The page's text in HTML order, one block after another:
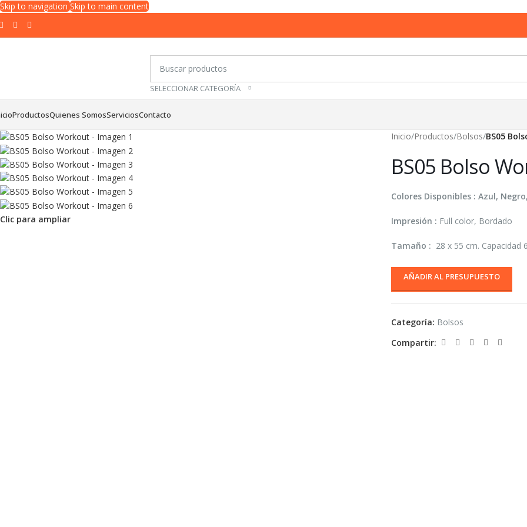
Skip to navigationSkip to main content
SELECCIONAR CATEGORÍA
ProductosQuienes SomosServiciosContacto
Clic para ampliar
Inicio/Productos/Bolsos/BS05
BS05 Bolso
Colores Disponibles : Azul,
Impresión : Full color, Bordado
Tamaño : 28 x 55 cm. Capacidad
AÑADIR AL PRESUPUESTO
Categoría: Bolsos
Compartir: